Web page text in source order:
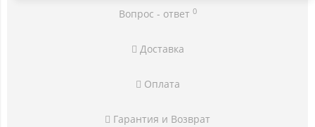
Вопрос - ответ 0
Доставка
Оплата
Гарантия и Возврат